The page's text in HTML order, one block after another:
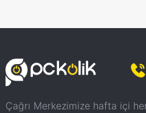
Çağrı Merkezimize hafta içi